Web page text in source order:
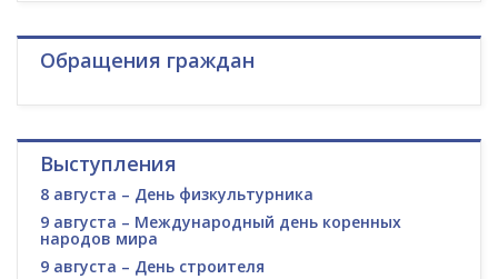
Обращения граждан
Выступления
8 августа – День физкультурника
9 августа – Международный день коренных
народов мира
9 августа – День строителя